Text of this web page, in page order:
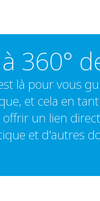
360°
là pour vous
et cela en
un lien
et d'autres